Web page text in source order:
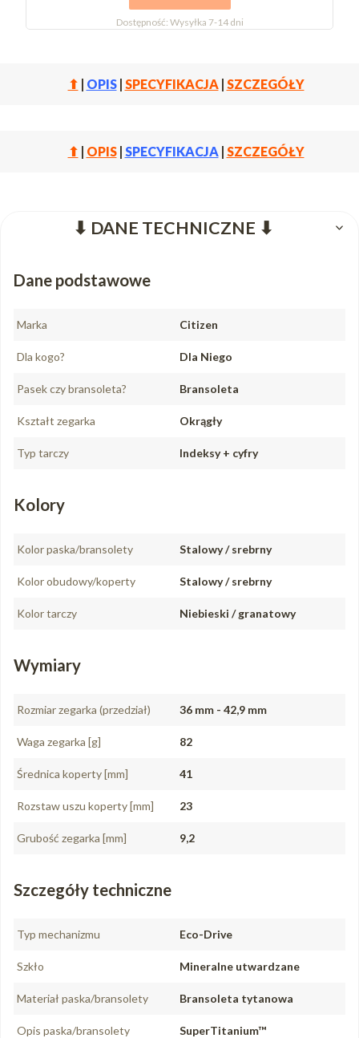
Dostępność: Wysyłka 7-14 dni
⬆ | OPIS| SPECYFIKACJA | SZCZEGÓŁY
⬆ | OPIS| SPECYFIKACJA | SZCZEGÓŁY
⬇ DANE TECHNICZNE ⬇
Dane podstawowe
Marka Citizen
Dla kogo? Dla Niego
Pasek czy bransoleta? Bransoleta
Kształt zegarka Okrągły
Typ tarczy Indeksy + cyfry
Kolory
Kolor paska/bransolety Stalowy / srebrny
Kolor obudowy/koperty Stalowy / srebrny
Kolor tarczy Niebieski / granatowy
Wymiary
Rozmiar zegarka (przedział) 36 mm - 42,9 mm
Waga zegarka [g] 82
Średnica koperty [mm] 41
Rozstaw uszu koperty [mm] 23
Grubość zegarka [mm] 9,2
Szczegóły techniczne
Typ mechanizmu Eco-Drive
Szkło Mineralne utwardzane
Materiał paska/bransolety Bransoleta tytanowa
Opis paska/bransolety SuperTitanium™